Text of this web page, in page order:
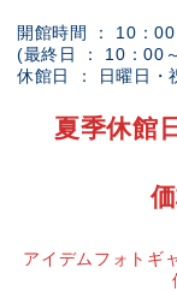
開館時間 ： 10：
(最終日 ： 10：00
休館日 ： 日曜日・
夏季休館
アイデムフォトギ